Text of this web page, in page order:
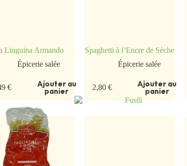
Linguina Armando
Épicerie salée
€ Ajouter au
panier
Spaghetti à l’Encre de Sèche
Épicerie salée
2,80 € Ajouter au
panier